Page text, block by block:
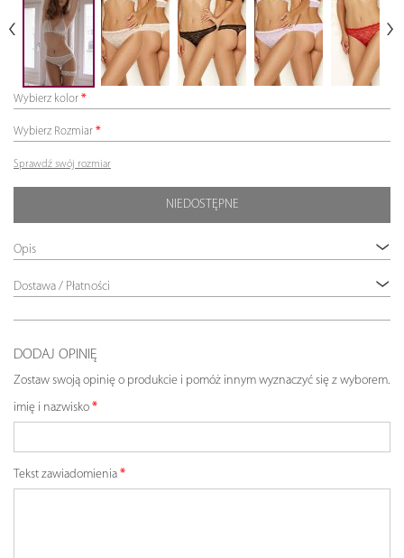
Wybierz kolor
Wybierz Rozmiar
Sprawdź swój rozmiar
NIEDOSTĘPNE
Opis
Dostawa / Płatności
DODAJ OPINIĘ
Zostaw swoją opinię o produkcie i pomóż innym wyznaczyć się z wyborem.
imię i nazwisko
Tekst zawiadomienia